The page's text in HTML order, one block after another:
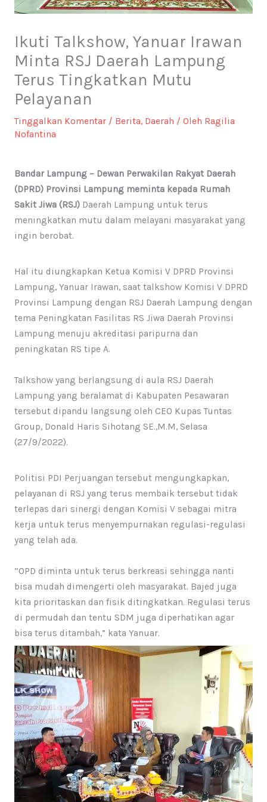
Ikuti Talkshow, Yanuar Irawan
Minta RSJ Daerah Lampung
Terus Tingkatkan Mutu
Pelayanan
Tinggalkan Komentar / Berita, Daerah / Oleh Ragilia
Nofantina
Bandar Lampung – Dewan Perwakilan Rakyat Daerah
(DPRD) Provinsi Lampung meminta kepada Rumah
Sakit Jiwa (RSJ)Daerah Lampung untuk terus
meningkatkan mutu dalam melayani masyarakat yang
ingin berobat.
Hal itu diungkapkan Ketua Komisi V DPRD Provinsi
Lampung, Yanuar Irawan, saat talkshow Komisi V DPRD
Provinsi Lampung dengan RSJ Daerah Lampung dengan
tema Peningkatan Fasilitas RS Jiwa Daerah Provinsi
Lampung menuju akreditasi paripurna dan
peningkatan RS tipe A.
Talkshow yang berlangsung di aula RSJ Daerah
Lampung yang beralamat di Kabupaten Pesawaran
tersebut dipandu langsung oleh CEO Kupas Tuntas
Group, Donald Haris Sihotang SE.,M.M, Selasa
(27/9/2022).
Politisi PDI Perjuangan tersebut mengungkapkan,
pelayanan di RSJ yang terus membaik tersebut tidak
terlepas dari sinergi dengan Komisi V sebagai mitra
kerja untuk terus menyempurnakan regulasi-regulasi
yang telah ada.
“OPD diminta untuk terus berkreasi sehingga nanti
bisa mudah dimengerti oleh masyarakat. Bajed juga
kita prioritaskan dan fisik ditingkatkan. Regulasi terus
di permudah dan tentu SDM juga diperhatikan agar
bisa terus ditambah,” kata Yanuar.